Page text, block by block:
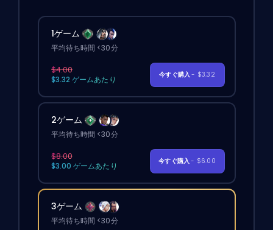
1ゲーム
平均待ち時間 <30分
$4.00
$3.32 ゲームあたり
今すぐ購入- $3.32
2ゲーム
平均待ち時間 <30分
$8.00
$3.00 ゲームあたり
今すぐ購入- $6.00
3ゲーム
平均待ち時間 <30分